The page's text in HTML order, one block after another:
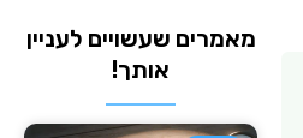
מאמרים שעשויים לעניין
אותך!